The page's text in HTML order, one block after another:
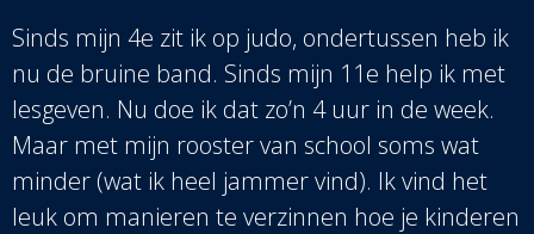
Sinds mijn 4e zit ik op judo, ondertussen heb ik
nu de bruine band. Sinds mijn 11e help ik met
lesgeven. Nu doe ik dat zo’n 4 uur in de week.
Maar met mijn rooster van school soms wat
minder (wat ik heel jammer vind). Ik vind het
leuk om manieren te verzinnen hoe je kinderen